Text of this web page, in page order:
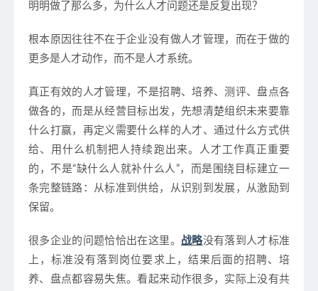
明明做了那么多，为什么人才问题还是反复出现？
根本原因往往不在于企业没有做人才管理，而在于做的
更多是人才动作，而不是人才系统。
真正有效的人才管理，不是招聘、培养、测评、盘点各
做各的，而是从经营目标出发，先想清楚组织未来要靠
什么打赢，再定义需要什么样的人才、通过什么方式供
给、用什么机制把人持续跑出来。人才工作真正重要
的，不是“缺什么人就补什么人”，而是围绕目标建立一
条完整链路：从标准到供给，从识别到发展，从激励到
保留。
很多企业的问题恰恰出在这里。 战略没有落到人才标准
上，标准没有落到岗位要求上，结果后面的招聘、培
养、盘点都容易失焦。看起来动作很多，实际上没有共